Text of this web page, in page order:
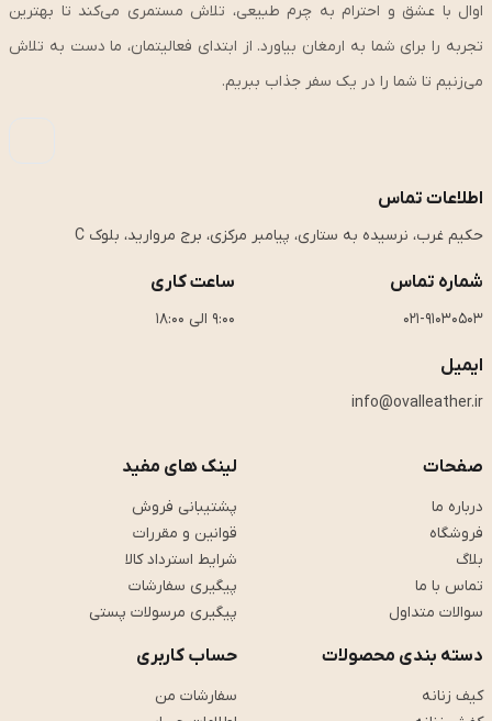
اوال با عشق و احترام به چرم طبیعی، تلاش مستمری می‌کند تا بهترین
تجربه را برای شما به ارمغان بیاورد. از ابتدای فعالیتمان، ما دست به تلاش
می‌زنیم تا شما را در یک سفر جذاب ببریم.
اطلاعات تماس
حکیم غرب، نرسیده به ستاری، پیامبر مرکزی، برج مروارید، بلوک C
شماره تماس
021-91030503
ساعت کاری
9:00 الی 18:00
ایمیل
info@ovalleather.ir
صفحات
درباره ما
فروشگاه
بلاگ
تماس با ما
سوالات متداول
لینک های مفید
پشتیبانی فروش
قوانین و مقررات
شرایط استرداد کالا
پیگیری سفارشات
پیگیری مرسولات پستی
دسته بندی محصولات
کیف زنانه
حساب کاربری
سفارشات من